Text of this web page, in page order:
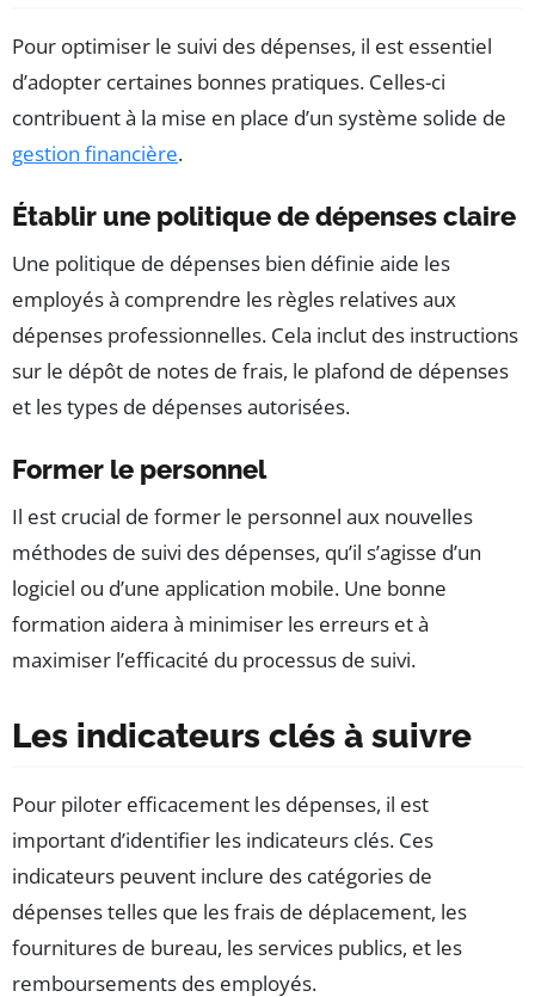
Pour optimiser le suivi des dépenses, il est essentiel
d’adopter certaines bonnes pratiques. Celles-ci
contribuent à la mise en place d’un système solide de
gestion financière.
Établir une politique de dépenses claire
Une politique de dépenses bien définie aide les
employés à comprendre les règles relatives aux
dépenses professionnelles. Cela inclut des instructions
sur le dépôt de notes de frais, le plafond de dépenses
et les types de dépenses autorisées.
Former le personnel
Il est crucial de former le personnel aux nouvelles
méthodes de suivi des dépenses, qu’il s’agisse d’un
logiciel ou d’une application mobile. Une bonne
formation aidera à minimiser les erreurs et à
maximiser l’efficacité du processus de suivi.
Les indicateurs clés à suivre
Pour piloter efficacement les dépenses, il est
important d’identifier les indicateurs clés. Ces
indicateurs peuvent inclure des catégories de
dépenses telles que les frais de déplacement, les
fournitures de bureau, les services publics, et les
remboursements des employés.